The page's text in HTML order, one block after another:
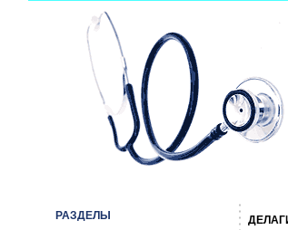
РАЗДЕЛЫ